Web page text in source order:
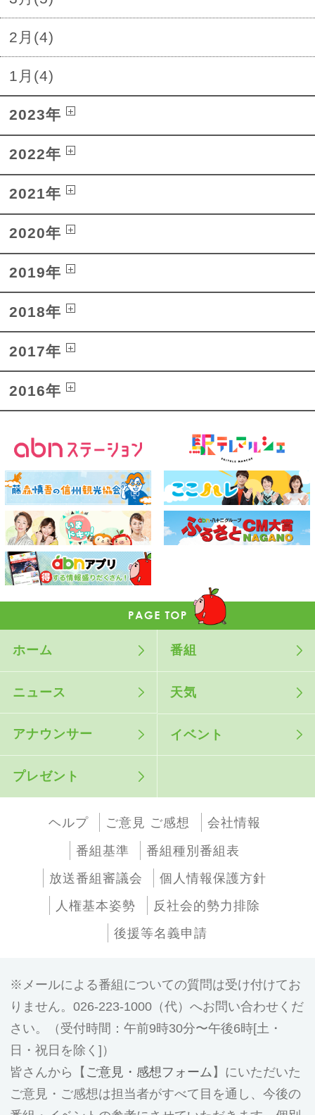
2月(4)
1月(4)
2023年
2022年
2021年
2020年
2019年
2018年
2017年
2016年
ホーム 番組
ニュース 天気
アナウンサー イベント
プレゼント
ヘルプ ご意見 ご感想
会社情報
番組基準
番組種別番組表
放送番組審議会
個人情報保護方針
人権基本姿勢
反社会的勢力排除
後援等名義申請
メールによる番組についての質問は受け付けてお
りません。026-223-1000（代）へお問い合わせくだ
さい。（受付時間：午前9時30分〜午後6時[土・
日・祝日を除く]）
皆さんから【 ご意見・感想フォーム 】にいただいた
ご意見・ご感想は担当者がすべて目を通し、今後の